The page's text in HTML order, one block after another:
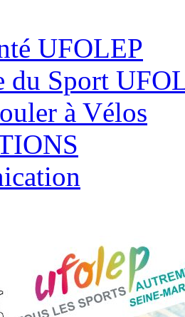
UFOLEP
du Sport
à Vélos